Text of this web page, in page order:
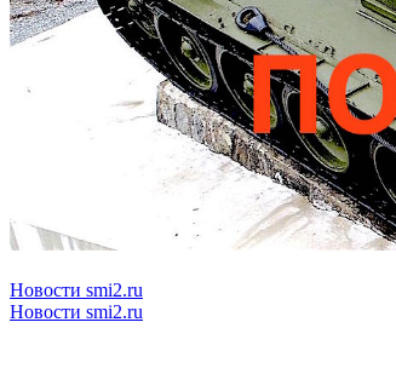
Новости smi2.ru
Новости smi2.ru